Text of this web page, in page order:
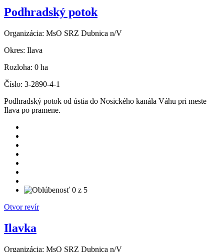
Podhradský potok
Organizácia: MsO SRZ Dubnica n/V
Okres: Ilava
Rozloha: 0 ha
Číslo: 3-2890-4-1
Podhradský potok od ústia do Nosického kanála Váhu pri meste
Ilava po pramene.
Otvor revír
Ilavka
Organizácia: MsO SRZ Dubnica n/V